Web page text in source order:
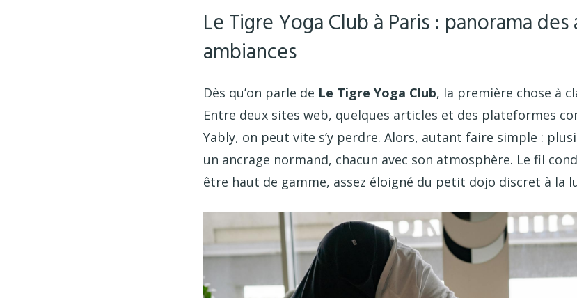
Le Tigre Yoga Club à Paris : panorama
ambiances
Dès qu’on parle de Le Tigre Yoga Club, la première chose à
Entre deux sites web, quelques articles et des plateformes
Yably, on peut vite s’y perdre. Alors, autant faire simple :
un ancrage normand, chacun avec son atmosphère. Le fil
être haut de gamme, assez éloigné du petit dojo discret à la